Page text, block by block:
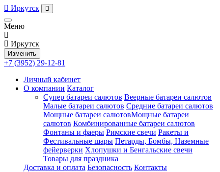
Иркутск
Меню
Иркутск
Изменить
+7 (3952) 29-12-81
Личный кабинет
О компании Каталог
Супер батареи салютов Веерные батареи салютов
Малые батареи салютов Средние батареи салютов
Мощные батареи салютовМощные батареи
салютов Комбинированные батареи салютов
Фонтаны и фаеры Римские свечи Ракеты и
Фестивальные шары Петарды, Бомбы, Наземные
фейерверки Хлопушки и Бенгальские свечи
Товары для праздника
Доставка и оплата Безопасность Контакты